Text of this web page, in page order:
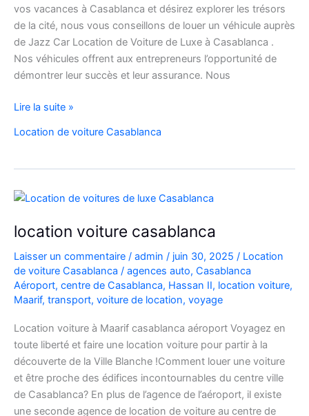
vos vacances à Casablanca et désirez explorer les trésors
de la cité, nous vous conseillons de louer un véhicule auprès
de Jazz Car Location de Voiture de Luxe à Casablanca .
Nos véhicules offrent aux entrepreneurs l’opportunité de
démontrer leur succès et leur assurance. Nous
Location
Voiture
Luxe
à
Casablanca
Lire la suite »
Location de voiture Casablanca
location voiture casablanca
Laisser un commentaire / admin / juin 30, 2025 / Location
de voiture Casablanca / agences auto, Casablanca
Aéroport, centre de Casablanca, Hassan II, location voiture,
Maarif, transport, voiture de location, voyage
Location voiture à Maarif casablanca aéroport Voyagez en
toute liberté et faire une location voiture pour partir à la
découverte de la Ville Blanche !Comment louer une voiture
et être proche des édifices incontournables du centre ville
de Casablanca? En plus de l’agence de l’aéroport, il existe
une seconde agence de location de voiture au centre de